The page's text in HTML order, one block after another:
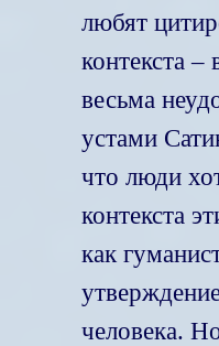
любят
контекста –
весьма
устами
что люди
контекста
как
человека.